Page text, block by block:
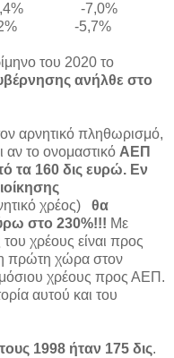
-7,0%
-5,7%
του 2020 το
ανήλθε στο
αρνητικό πληθωρισμό,
αν το ονομαστικό ΑΕΠ
τα 160 δις ευρώ. Εν
χρέος) θα
στο 230%!!! Με
χρέους είναι προς
η πρώτη χώρα στον
χρέους προς ΑΕΠ.
αυτού και του
1998 ήταν 175 δις.